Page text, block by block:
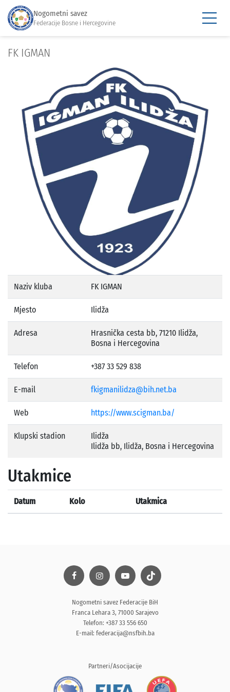
Nogometni savez
Federacije Bosne i Hercegovine
FK IGMAN
Naziv kluba FK IGMAN
Mjesto Ilidža
Adresa
Hrasnička cesta bb, 71210 Ilidža,
Bosna i Hercegovina
Telefon +387 33 529 838
E-mail fkigmanilidza@bih.net.ba
Web https://www.scigman.ba/
Klupski stadion
Ilidža
Ilidža bb, Ilidža, Bosna i Hercegovina
Utakmice
Datum Kolo Utakmica
Nogometni savez Federacije BiH
Franca Lehara 3, 71000 Sarajevo
Telefon: +387 33 556 650
E-mail: federacija@nsfbih.ba
Partneri/Asocijacije